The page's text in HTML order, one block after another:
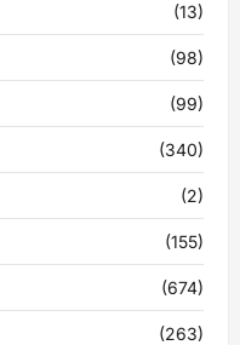
(13)
(98)
(99)
(340)
(2)
(155)
(674)
(263)